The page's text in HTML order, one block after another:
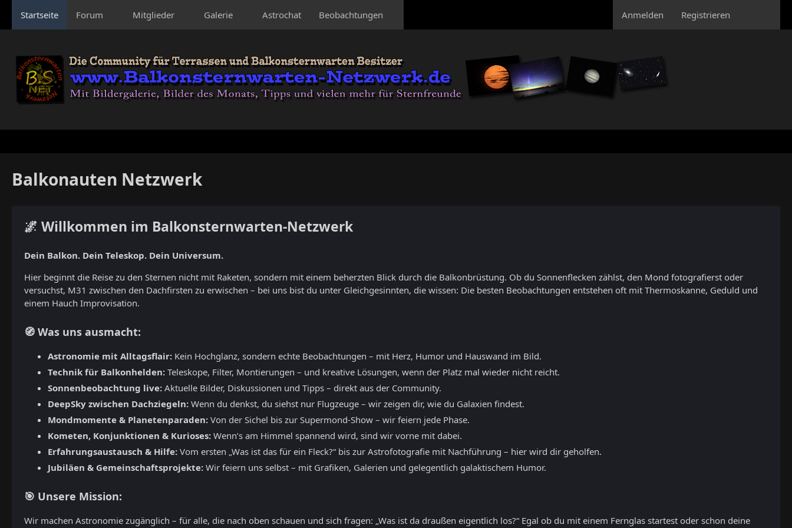
Startseite Forum Mitglieder Galerie Astrochat Beobachtungen Anmelden Registrieren
Balkonauten Netzwerk
🌌 Willkommen im Balkonsternwarten-Netzwerk
Dein Balkon. Dein Teleskop. Dein Universum.
Hier beginnt die Reise zu den Sternen nicht mit Raketen, sondern mit einem beherzten Blick durch die Balkonbrüstung. Ob du Sonnenflecken zählst, den Mond fotografierst oder
versuchst, M31 zwischen den Dachfirsten zu erwischen – bei uns bist du unter Gleichgesinnten, die wissen: Die besten Beobachtungen entstehen oft mit Thermoskanne, Geduld und
einem Hauch Improvisation.
🧭 Was uns ausmacht:
Astronomie mit Alltagsflair: Kein Hochglanz, sondern echte Beobachtungen – mit Herz, Humor und Hauswand im Bild.
Technik für Balkonhelden: Teleskope, Filter, Montierungen – und kreative Lösungen, wenn der Platz mal wieder nicht reicht.
Sonnenbeobachtung live: Aktuelle Bilder, Diskussionen und Tipps – direkt aus der Community.
DeepSky zwischen Dachziegeln: Wenn du denkst, du siehst nur Flugzeuge – wir zeigen dir, wie du Galaxien findest.
Mondmomente & Planetenparaden: Von der Sichel bis zur Supermond-Show – wir feiern jede Phase.
Kometen, Konjunktionen & Kurioses: Wenn’s am Himmel spannend wird, sind wir vorne mit dabei.
Erfahrungsaustausch & Hilfe: Vom ersten „Was ist das für ein Fleck?“ bis zur Astrofotografie mit Nachführung – hier wird dir geholfen.
Jubiläen & Gemeinschaftsprojekte: Wir feiern uns selbst – mit Grafiken, Galerien und gelegentlich galaktischem Humor.
🎯 Unsere Mission:
Wir machen Astronomie zugänglich – für alle, die nach oben schauen und sich fragen: „Was ist da draußen eigentlich los?“ Egal ob du mit einem Fernglas startest oder schon deine